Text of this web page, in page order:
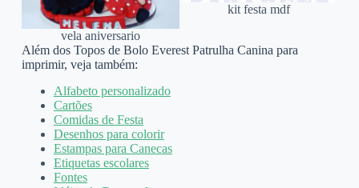
vela aniversario
kit festa mdf
Além dos Topos de Bolo Everest Patrulha Canina para
imprimir, veja também:
Alfabeto personalizado
Cartões
Comidas de Festa
Desenhos para colorir
Estampas para Canecas
Etiquetas escolares
Fontes